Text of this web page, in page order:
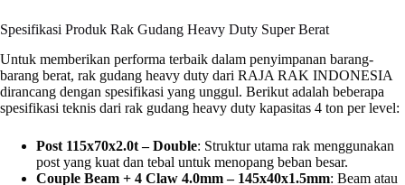
Spesifikasi Produk Rak Gudang Heavy Duty Super Berat
Untuk memberikan performa terbaik dalam penyimpanan barang-
barang berat, rak gudang heavy duty dari RAJA RAK INDONESIA
dirancang dengan spesifikasi yang unggul. Berikut adalah beberapa
spesifikasi teknis dari rak gudang heavy duty kapasitas 4 ton per level:
Post 115x70x2.0t – Double: Struktur utama rak menggunakan
post yang kuat dan tebal untuk menopang beban besar.
Couple Beam + 4 Claw 4.0mm – 145x40x1.5mm: Beam atau